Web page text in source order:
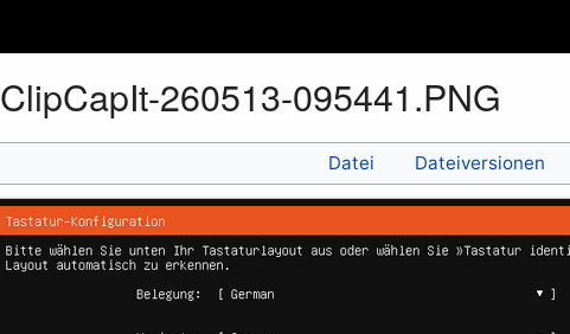
ClipCapIt-260513-095441.PNG
Datei Dateiversionen